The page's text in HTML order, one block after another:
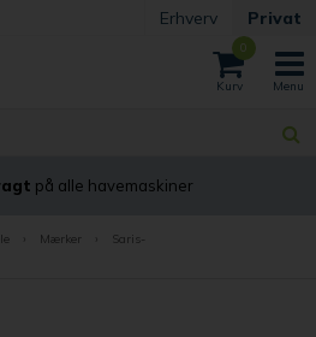
Erhverv Privat
0
på alle havemaskiner
Mærker
Saris-